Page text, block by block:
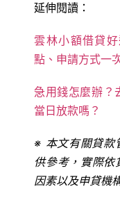
延伸閱讀：
雲林小額借貸
點、申請方式一
急用錢怎麼辦？
當日放款嗎？
※ 本文有關貸款
供參考，實際依
因素以及申貸機